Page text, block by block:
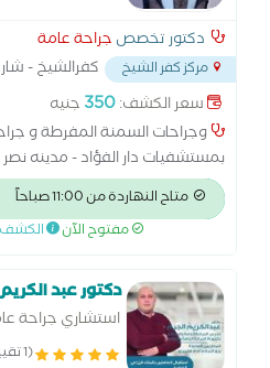
دكتور تخصص جراحة عامة
مركز كفر الشيخ
كفرالشيخ -
الجمهورية...
سعر الكشف:350 جنيه
وجراحات السمنة المفرطة و
بمستشفيات دار الفؤاد - مدينه
- القاهرة عضو الكلية الملكية
MRCS Ed الزمالة المصرية فى الجراحة العامةمتاح النهاردة من 11:00 صباحاً
مفتوح الآن الكشف
دكتور عبد
استشاري جراحة
العامة وجراحة(1 تقييم)